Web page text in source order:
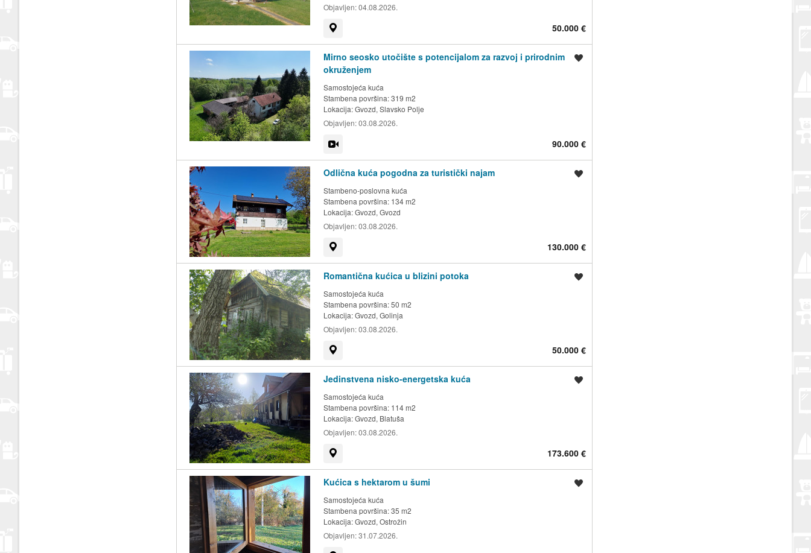
Objavljen:04.08.2026.
50.000 €
Mirno seosko utočište s potencijalom za razvoj i prirodnim
okruženjem
Samostojeća kuća
Stambena površina: 319 m2
Lokacija:Gvozd, Slavsko Polje
Objavljen:03.08.2026.
90.000 €
Odlična kuća pogodna za turistički najam
Stambeno-poslovna kuća
Stambena površina: 134 m2
Lokacija:Gvozd, Gvozd
Objavljen:03.08.2026.
130.000 €
Romantična kućica u blizini potoka
Samostojeća kuća
Stambena površina: 50 m2
Lokacija:Gvozd, Golinja
Objavljen:03.08.2026.
50.000 €
Jedinstvena nisko-energetska kuća
Samostojeća kuća
Stambena površina: 114 m2
Lokacija:Gvozd, Blatuša
Objavljen:03.08.2026.
173.600 €
Kućica s hektarom u šumi
Samostojeća kuća
Stambena površina: 35 m2
Lokacija:Gvozd, Ostrožin
Objavljen:31.07.2026.